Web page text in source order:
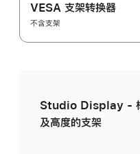
VESA 支架转换器
不含支架
Studio Display - 标
及高度的支架